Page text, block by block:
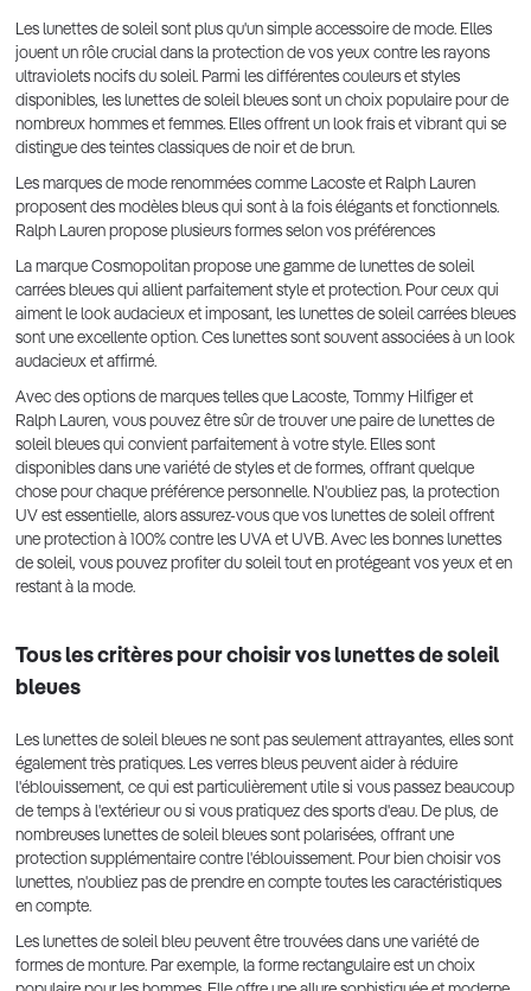
Les lunettes de soleil sont plus qu'un simple accessoire de mode. Elles
jouent un rôle crucial dans la protection de vos yeux contre les rayons
ultraviolets nocifs du soleil. Parmi les différentes couleurs et styles
disponibles, les lunettes de soleil bleues sont un choix populaire pour de
nombreux hommes et femmes. Elles offrent un look frais et vibrant qui se
distingue des teintes classiques de noir et de brun.
Les marques de mode renommées comme Lacoste et Ralph Lauren
proposent des modèles bleus qui sont à la fois élégants et fonctionnels.
Ralph Lauren propose plusieurs formes selon vos préférences
La marque Cosmopolitan propose une gamme de lunettes de soleil
carrées bleues qui allient parfaitement style et protection. Pour ceux qui
aiment le look audacieux et imposant, les lunettes de soleil carrées bleues
sont une excellente option. Ces lunettes sont souvent associées à un look
audacieux et affirmé.
Avec des options de marques telles que Lacoste, Tommy Hilfiger et
Ralph Lauren, vous pouvez être sûr de trouver une paire de lunettes de
soleil bleues qui convient parfaitement à votre style. Elles sont
disponibles dans une variété de styles et de formes, offrant quelque
chose pour chaque préférence personnelle. N'oubliez pas, la protection
UV est essentielle, alors assurez-vous que vos lunettes de soleil offrent
une protection à 100% contre les UVA et UVB. Avec les bonnes lunettes
de soleil, vous pouvez profiter du soleil tout en protégeant vos yeux et en
restant à la mode.
Tous les critères pour choisir vos lunettes de soleil
bleues
Les lunettes de soleil bleues ne sont pas seulement attrayantes, elles sont
également très pratiques. Les verres bleus peuvent aider à réduire
l'éblouissement, ce qui est particulièrement utile si vous passez beaucoup
de temps à l'extérieur ou si vous pratiquez des sports d'eau. De plus, de
nombreuses lunettes de soleil bleues sont polarisées, offrant une
protection supplémentaire contre l'éblouissement. Pour bien choisir vos
lunettes, n'oubliez pas de prendre en compte toutes les caractéristiques
en compte.
Les lunettes de soleil bleu peuvent être trouvées dans une variété de
formes de monture. Par exemple, la forme rectangulaire est un choix